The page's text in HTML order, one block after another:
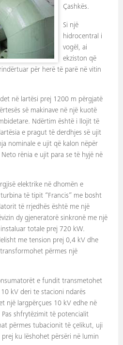
Çashkës.
Si një
hidrocentral i
vogël, ai
ekziston që
për herë të parë në vitin
në lartësi prej 1200 m përgjatë
së makinave në një kuotë
Ndërtim është i llojit të
e pragut të derdhjes së ujit
nominale e ujit që kalon nëpër
Neto rënia e ujit para se të hyjë në
elektrike në dhomën e
të tipit “Francis” me bosht
të rrjedhës është me një
dy gjeneratorë sinkronë me një
totale prej 720 kW.
me tension prej 0,4 kV dhe
përmes një
e fundit transmetohet
kV deri te stacioni ndarës
një largpërçues 10 kV edhe në
shfrytëzimit të potencialit
përmes tubacionit të çelikut, uji
ku lëshohet përsëri në lumin